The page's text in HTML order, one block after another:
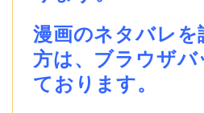
漫画のネタバレを
方は、ブラウザバ
ております。